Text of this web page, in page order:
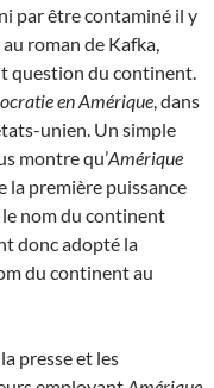
par être contaminé il y
roman de Kafka,
question du continent.
en Amérique, dans
unien. Un simple
montre qu’Amérique
la première puissance
le nom du continent
donc adopté la
du continent au
presse et les